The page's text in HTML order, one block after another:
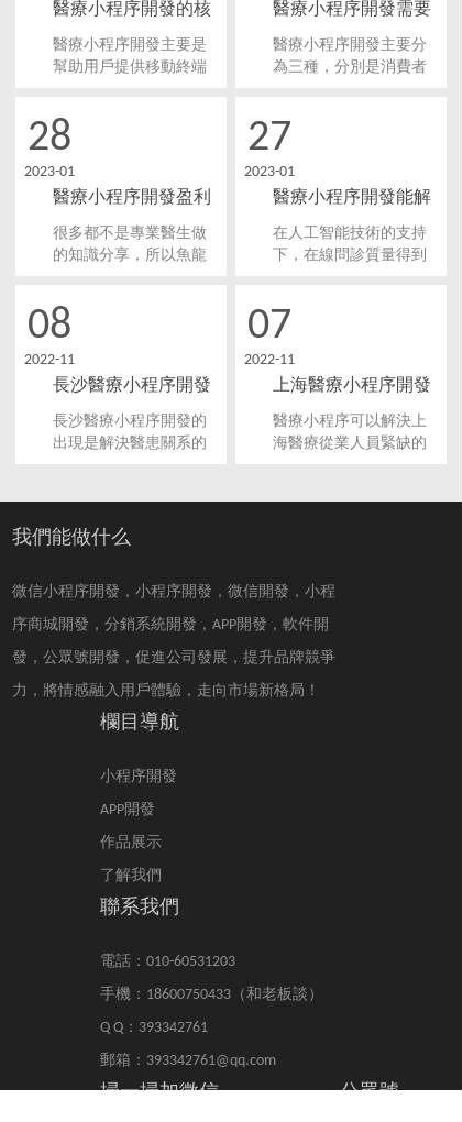
醫療小程序開發的核
心功能有哪些
醫療小程序開發主要是
幫助用戶提供移動終端
供高質量的服務平臺、
臺，讓醫療資源得到有
秩序、合理的使用。那
么，醫療小程序開發的
核心功能有哪些？
醫療小程序開發需要
注意哪些
醫療小程序開發主要分
為三種，分別是消費者
尤其是醫療系統小程
司內部信息資料，所以
做好小程序的隱私數據
安全非常重要。
28
2023-01
醫療小程序開發盈利
模式有哪些
很多都不是專業醫生做
的知識分享，所以魚龍
知識普及平臺。于是，
發。我們先來了解一下
醫療小程序開發是如何
盈利的。
27
2023-01
醫療小程序開發能解
決哪些問題
在人工智能技術的支持
下，在線問診質量得到
企業加入競爭，僅半年
有幾百家。所以醫療小
程序開發符合當前在線
醫療行業的發展趨勢，
有巨大的營收能力。
08
2022-11
長沙醫療小程序開發
助力移動健康市場發
展
長沙醫療小程序開發的
出現是解決醫患關系的
讓醫患之間相互了解，
諧。
07
2022-11
上海醫療小程序開發
有什么作用?
醫療小程序可以解決上
海醫療從業人員緊缺的
我們能做什么
微信小程序開發，小程序開發，微信開發，小程
序商城開發，分銷系統開發，APP開發，軟件開
發，公眾號開發，促進公司發展，提升品牌競爭
力，將情感融入用戶體驗，走向市場新格局！
欄目導航
小程序開發
APP開發
作品展示
了解我們
聯系我們
電話：010-60531203
手機：18600750433（和老板談）
Q Q：393342761
郵箱：393342761@qq.com
掃一掃加微信 公眾號